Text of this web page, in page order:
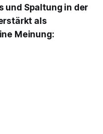
und Spaltung in der
als
Meinung: